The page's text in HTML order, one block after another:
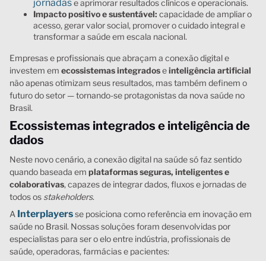
jornadase aprimorar resultados clínicos e operacionais.
Impacto positivo e sustentável: capacidade de ampliar o
acesso, gerar valor social, promover o cuidado integral e
transformar a saúde em escala nacional.
Empresas e profissionais que abraçam a conexão digital e
investem em ecossistemas integradoseinteligência artificial
não apenas otimizam seus resultados, mas também definem o
futuro do setor — tornando-se protagonistas da nova saúde no
Brasil.
Ecossistemas integrados e inteligência de
dados
Neste novo cenário, a conexão digital na saúde só faz sentido
quando baseada em plataformas seguras, inteligentes e
colaborativas, capazes de integrar dados, fluxos e jornadas de
todos os stakeholders.
A Interplayersse posiciona como referência em inovação em
saúde no Brasil. Nossas soluções foram desenvolvidas por
especialistas para ser o elo entre indústria, profissionais de
saúde, operadoras, farmácias e pacientes: